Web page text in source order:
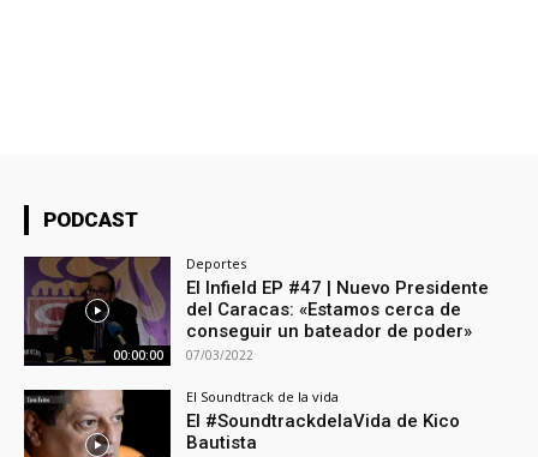
PODCAST
00:00:00
Deportes
El Infield EP #47 | Nuevo Presidente
del Caracas: «Estamos cerca de
conseguir un bateador de poder»
07/03/2022
El Soundtrack de la vida
El #SoundtrackdelaVida de Kico
Bautista